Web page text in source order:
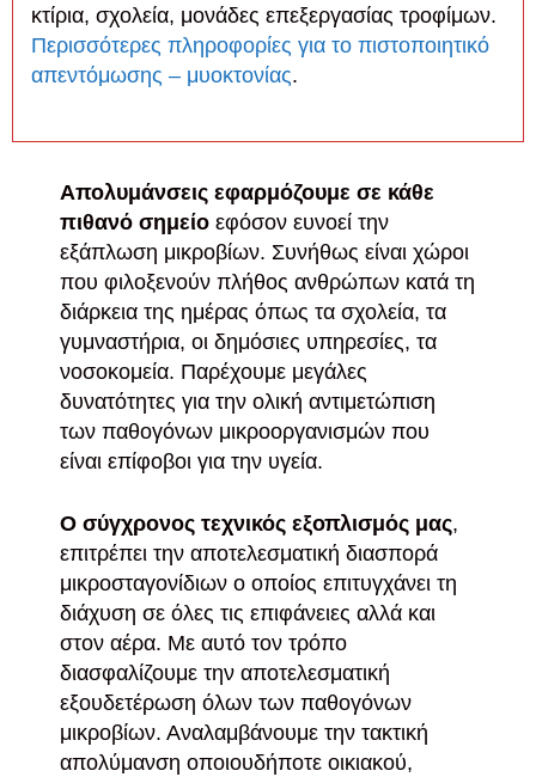
κτίρια, σχολεία, μονάδες επεξεργασίας τροφίμων.
Περισσότερες πληροφορίες για το πιστοποιητικό
απεντόμωσης – μυοκτονίας.
Απολυμάνσεις εφαρμόζουμε σε κάθε
πιθανό σημείο εφόσον ευνοεί την
εξάπλωση μικροβίων. Συνήθως είναι χώροι
που φιλοξενούν πλήθος ανθρώπων κατά τη
διάρκεια της ημέρας όπως τα σχολεία, τα
γυμναστήρια, οι δημόσιες υπηρεσίες, τα
νοσοκομεία. Παρέχουμε μεγάλες
δυνατότητες για την ολική αντιμετώπιση
των παθογόνων μικροοργανισμών που
είναι επίφοβοι για την υγεία.
Ο σύγχρονος τεχνικός εξοπλισμός μας,
επιτρέπει την αποτελεσματική διασπορά
μικροσταγονίδιων ο οποίος επιτυγχάνει τη
διάχυση σε όλες τις επιφάνειες αλλά και
στον αέρα. Με αυτό τον τρόπο
διασφαλίζουμε την αποτελεσματική
εξουδετέρωση όλων των παθογόνων
μικροβίων. Αναλαμβάνουμε την τακτική
απολύμανση οποιουδήποτε οικιακού,